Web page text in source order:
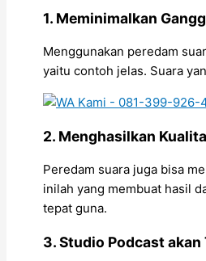
1. Meminimalkan
Menggunakan peredam
yaitu contoh jelas. Suara
2. Menghasilkan
Peredam suara juga bisa
inilah yang membuat hasil
tepat guna.
3. Studio Podcast akan